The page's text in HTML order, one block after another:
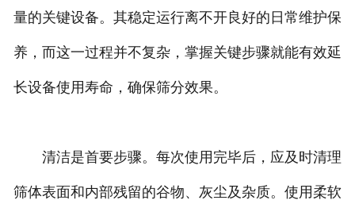
量的关键设备。其稳定运行离不开良好的日常维护保
养，而这一过程并不复杂，掌握关键步骤就能有效延
长设备使用寿命，确保筛分效果。
清洁是首要步骤。每次使用完毕后，应及时清理
筛体表面和内部残留的谷物、灰尘及杂质。使用柔软